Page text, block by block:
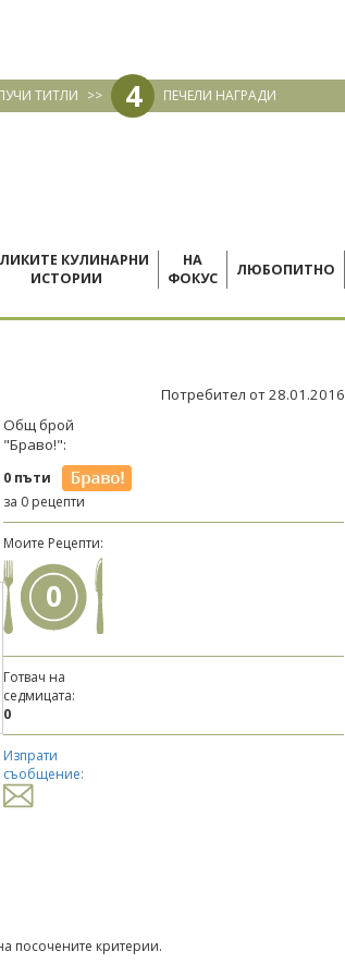
ТИТЛИ >> 4 ПЕЧЕЛИ НАГРАДИ
КУЛИНАРНИ
ИСТОРИИ
НА
ФОКУС
ЛЮБОПИТНО
Потребител от 28.01.2016
Общ брой
"Браво!":
0 пъти
за 0 рецепти
Моите Рецепти:
0
Готвач на
седмицата:
0
Изпрати
съобщение:
посочените критерии.